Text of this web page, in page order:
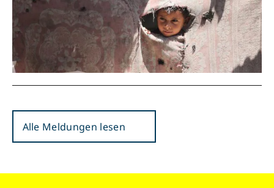
Alle Meldungen lesen